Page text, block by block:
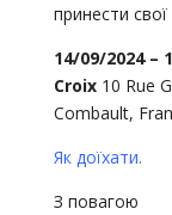
принести свої
14/09/2024 –
Croix10 Rue
Combault,
Як доїхати.
З повагою